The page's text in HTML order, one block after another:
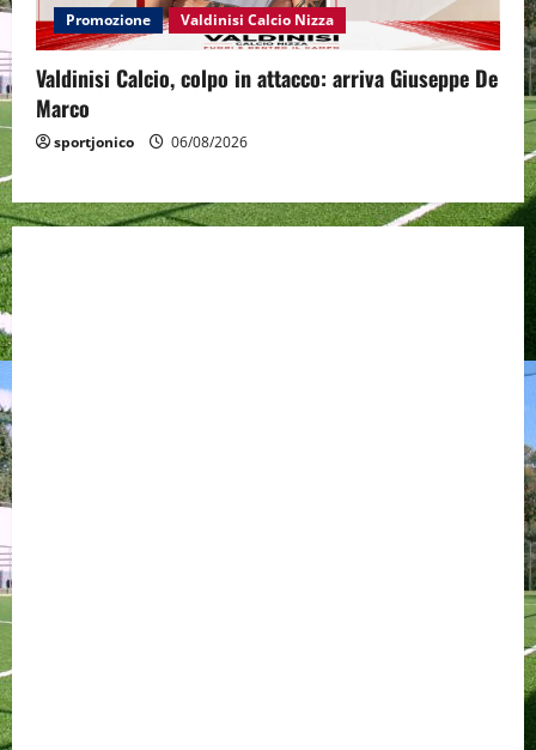
Promozione Valdinisi Calcio Nizza
Valdinisi Calcio, colpo in attacco: arriva Giuseppe De
Marco
sportjonico 06/08/2026